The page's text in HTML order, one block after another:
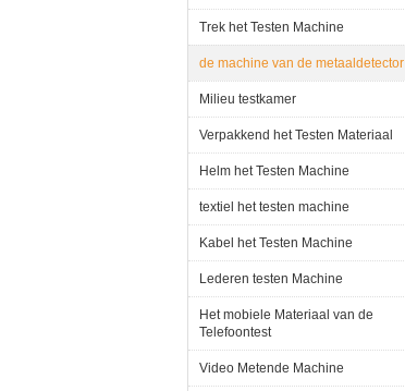
Trek het Testen Machine
de machine van de metaaldetector
Milieu testkamer
Verpakkend het Testen Materiaal
Helm het Testen Machine
textiel het testen machine
Kabel het Testen Machine
Lederen testen Machine
Het mobiele Materiaal van de
Telefoontest
Video Metende Machine